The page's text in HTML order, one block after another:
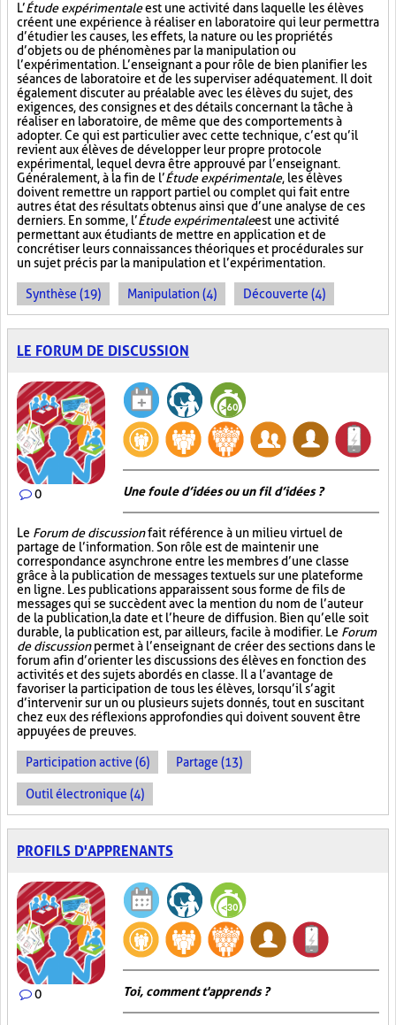
L’Étude expérimentaleest une activité dans laquelle les élèves
créent une expérience à réaliser en laboratoire qui leur permettra
d’étudier les causes, les effets, la nature ou les propriétés
d’objets ou de phénomènes par la manipulation ou
l’expérimentation. L’enseignant a pour rôle de bien planifier les
séances de laboratoire et de les superviser adéquatement. Il doit
également discuter au préalable avec les élèves du sujet, des
exigences, des consignes et des détails concernant la tâche à
réaliser en laboratoire, de même que des comportements à
adopter. Ce qui est particulier avec cette technique, c’est qu’il
revient aux élèves de développer leur propre protocole
expérimental, lequel devra être approuvé par l’enseignant.
Généralement, à la fin de l’Étude expérimentale, les élèves
doivent remettre un rapport partiel ou complet qui fait entre
autres état des résultats obtenus ainsi que d’une analyse de ces
derniers. En somme, l’Étude expérimentaleest une activité
permettant aux étudiants de mettre en application et de
concrétiser leurs connaissances théoriques et procédurales sur
un sujet précis par la manipulation et l’expérimentation.
Synthèse (19) Manipulation (4) Découverte (4)
LE FORUM DE DISCUSSION
0 Une foule d’idées ou un fil d’idées ?
Le Forum de discussionfait référence à un milieu virtuel de
partage de l’information. Son rôle est de maintenir une
correspondance asynchrone entre les membres d’une classe
grâce à la publication de messages textuels sur une plateforme
en ligne. Les publications apparaissent sous forme de fils de
messages qui se succèdent avec la mention du nom de l’auteur
de la publication, la date et l’heure de diffusion. Bien qu’elle soit
durable, la publication est, par ailleurs, facile à modifier. Le Forum
de discussionpermet à l’enseignant de créer des sections dans le
forum afin d’orienter les discussions des élèves en fonction des
activités et des sujets abordés en classe. Il a l’avantage de
favoriser la participation de tous les élèves, lorsqu’il s’agit
d’intervenir sur un ou plusieurs sujets donnés, tout en suscitant
chez eux des réflexions approfondies qui doivent souvent être
appuyées de preuves.
Participation active (6) Partage (13)
Outil électronique (4)
PROFILS D'APPRENANTS
0 Toi, comment t'apprends ?